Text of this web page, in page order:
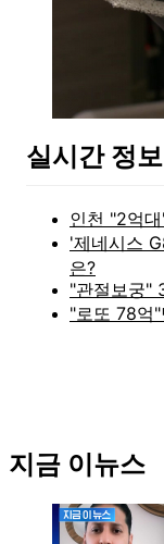
실시간 정보
지금 이뉴스